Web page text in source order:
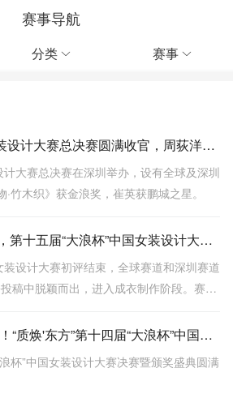
赛事导航
分类  赛事 
第十五届“大浪杯”女装设计大赛总决赛圆满收官，周荻洋凭借作品《长物·竹木织》拔得头筹
计大赛总决赛在深圳举办，设有全球及深圳
竹木织》获金浪奖，崔英获鹏城之星。
“和鸣'东方”全球共鸣，第十五届“大浪杯”中国女装设计大赛初评落幕，23强入围决赛
装设计大赛初评结束，全球赛道和深圳赛道
稿中脱颖而出，进入成衣制作阶段。赛事
合。
作品《柳如是》赢了！“质焕'东方”第十四届“大浪杯”中国女装设计大赛决赛暨颁奖盛典圆满落幕
杯”中国女装设计大赛决赛暨颁奖盛典圆满